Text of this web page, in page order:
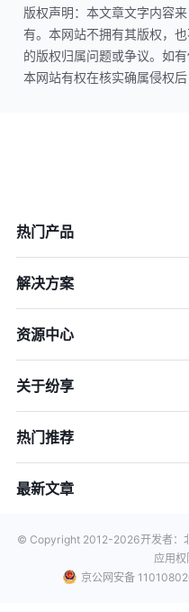
版权声明：本文章文字内容
有。本网站不拥有其版权，
的版权归属问题或争议。如有
本网站有权在核实确属侵权后
热门产品
解决方案
资源中心
关于纷享
热门推荐
最新文章
© Copyright 2012-2026开发者：
应用权
京公网安备